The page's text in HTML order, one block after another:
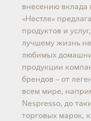
внесению вклада
«Нестле»
продуктов и
лучшему жизнь
любимых
продукции
брендов – от
всем мире,
Nespresso, до
торговых марок,